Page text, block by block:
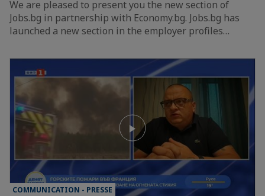
We are pleased to present you the new section of
Jobs.bg in partnership with Economy.bg. Jobs.bg has
launched a new section in the employer profiles…
COMMUNICATION - PRESSE